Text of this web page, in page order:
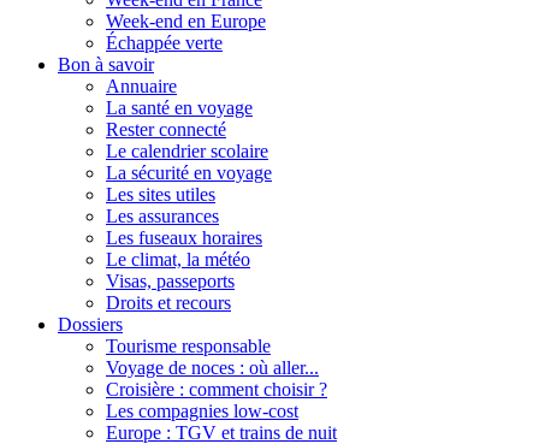
Week-end en Europe
Échappée verte
Bon à savoir
Annuaire
La santé en voyage
Rester connecté
Le calendrier scolaire
La sécurité en voyage
Les sites utiles
Les assurances
Les fuseaux horaires
Le climat, la météo
Visas, passeports
Droits et recours
Dossiers
Tourisme responsable
Voyage de noces : où aller...
Croisière : comment choisir ?
Les compagnies low-cost
Europe : TGV et trains de nuit